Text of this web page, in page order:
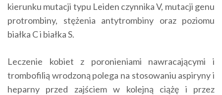
kierunku mutacji typu Leiden czynnika V, mutacji genu
protrombiny, stężenia antytrombiny oraz poziomu
białka C i białka S.
Leczenie kobiet z poronieniami nawracającymi i
trombofilią wrodzoną polega na stosowaniu aspiryny i
heparny przed zajściem w kolejną ciążę i przez